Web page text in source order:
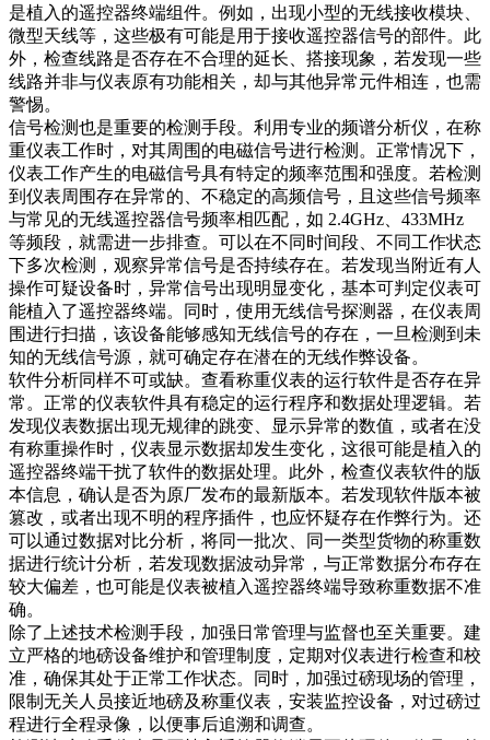
是植入的遥控器终端组件。例如，出现小型的无线接收模块、
微型天线等，这些极有可能是用于接收遥控器信号的部件。此
外，检查线路是否存在不合理的延长、搭接现象，若发现一些
线路并非与仪表原有功能相关，却与其他异常元件相连，也需
警惕。​
信号检测也是重要的检测手段。利用专业的频谱分析仪，在称
重仪表工作时，对其周围的电磁信号进行检测。正常情况下，
仪表工作产生的电磁信号具有特定的频率范围和强度。若检测
到仪表周围存在异常的、不稳定的高频信号，且这些信号频率
与常见的无线遥控器信号频率相匹配，如 2.4GHz、433MHz
等频段，就需进一步排查。可以在不同时间段、不同工作状态
下多次检测，观察异常信号是否持续存在。若发现当附近有人
操作可疑设备时，异常信号出现明显变化，基本可判定仪表可
能植入了遥控器终端。同时，使用无线信号探测器，在仪表周
围进行扫描，该设备能够感知无线信号的存在，一旦检测到未
知的无线信号源，就可确定存在潜在的无线作弊设备。​
软件分析同样不可或缺。查看称重仪表的运行软件是否存在异
常。正常的仪表软件具有稳定的运行程序和数据处理逻辑。若
发现仪表数据出现无规律的跳变、显示异常的数值，或者在没
有称重操作时，仪表显示数据却发生变化，这很可能是植入的
遥控器终端干扰了软件的数据处理。此外，检查仪表软件的版
本信息，确认是否为原厂发布的最新版本。若发现软件版本被
篡改，或者出现不明的程序插件，也应怀疑存在作弊行为。还
可以通过数据对比分析，将同一批次、同一类型货物的称重数
据进行统计分析，若发现数据波动异常，与正常数据分布存在
较大偏差，也可能是仪表被植入遥控器终端导致称重数据不准
确。​
除了上述技术检测手段，加强日常管理与监督也至关重要。建
立严格的地磅设备维护和管理制度，定期对仪表进行检查和校
准，确保其处于正常工作状态。同时，加强过磅现场的管理，
限制无关人员接近地磅及称重仪表，安装监控设备，对过磅过
程进行全程录像，以便事后追溯和调查。​